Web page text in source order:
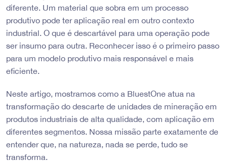
diferente. Um material que sobra em um processo
produtivo pode ter aplicação real em outro contexto
industrial. O que é descartável para uma operação pode
ser insumo para outra. Reconhecer isso é o primeiro passo
para um modelo produtivo mais responsável e mais
eficiente.
Neste artigo, mostramos como a BluestOne atua na
transformação do descarte de unidades de mineração em
produtos industriais de alta qualidade, com aplicação em
diferentes segmentos. Nossa missão parte exatamente de
entender que, na natureza, nada se perde, tudo se
transforma.